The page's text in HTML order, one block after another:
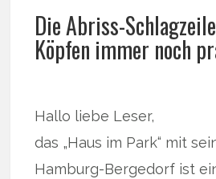
Die Abriss-
Köpfen immer noch
Hallo liebe Leser,
das „Haus im Park“ mit
Hamburg-Bergedorf ist